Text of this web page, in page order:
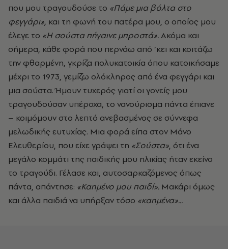
που μου τραγουδούσε το «Πάμε μια βόλτα στο
φεγγάρι», και τη φωνή του πατέρα μου, ο οποίος μου
έλεγε το «Η σούστα πήγαινε μπροστά».Ακόμα και
σήμερα, κάθε φορά που περνάω από ’κει και κοιτάζω
την φθαρμένη, γκρίζα πολυκατοικία όπου κατοικήσαμε
μέχρι το 1973, γεμίζω ολόκληρος από ένα φεγγάρι και
μια σούστα. Ήμουν τυχερός γιατί οι γονείς μου
τραγουδούσαν υπέροχα, το νανούρισμα πάντα έπιανε
– κοιμόμουν στο λεπτό ανεβασμένος σε σύννεφα
μελωδικής ευτυχίας. Μια φορά είπα στον Μάνο
Ελευθερίου, που είχε γράψει τη «Σούστα», ότι ένα
μεγάλο κομμάτι της παιδικής μου ηλικίας ήταν εκείνο
το τραγούδι. Γέλασε και, αυτοσαρκαζόμενος όπως
πάντα, απάντησε: «Καημένο μου παιδί». Μακάρι όμως
και άλλα παιδιά να υπήρξαν τόσο «καημένα»...